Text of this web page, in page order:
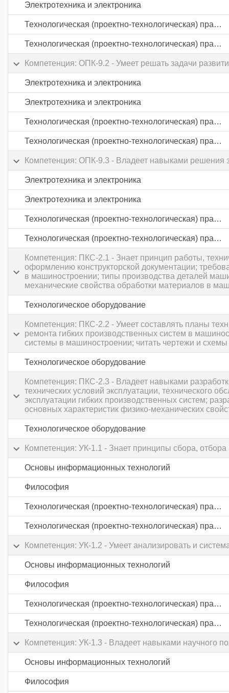
Электротехника и электроника
Технологическая (проектно-технологическая) практика
Технологическая (проектно-технологическая) практика
Компетенция: ОПК-9.2 - Умеет решать задачи
Электротехника и электроника
Электротехника и электроника
Технологическая (проектно-технологическая) практика
Технологическая (проектно-технологическая) практика
Компетенция: ОПК-9.3 - Владеет навыками решения
Электротехника и электроника
Электротехника и электроника
Технологическая (проектно-технологическая) практика
Технологическая (проектно-технологическая) практика
Компетенция: ПКС-2.1 - Знает принцип работы,
оформлению конструкторской документации;
в машиностроении; типы производства деталей
механические свойства обработки материалов в
Технологическое оборудование
Компетенция: ПКС-2.2 - Умеет составлять планы
ремонта гибких производственных систем в
системы в машиностроении; читать чертежи и
Технологическое оборудование
Компетенция: ПКС-2.3 - Владеет навыками
технических условий эксплуатации, технического
эксплуатации гибких производственных систем;
основных характеристик физико-механических
Технологическое оборудование
Компетенция: УК-1.1 - Знает принципы сбора,
Основы информационных технологий
Философия
Технологическая (проектно-технологическая) практика
Технологическая (проектно-технологическая) практика
Компетенция: УК-1.2 - Умеет анализировать и
Основы информационных технологий
Философия
Технологическая (проектно-технологическая) практика
Технологическая (проектно-технологическая) практика
Компетенция: УК-1.3 - Владеет навыками научного
Основы информационных технологий
Философия